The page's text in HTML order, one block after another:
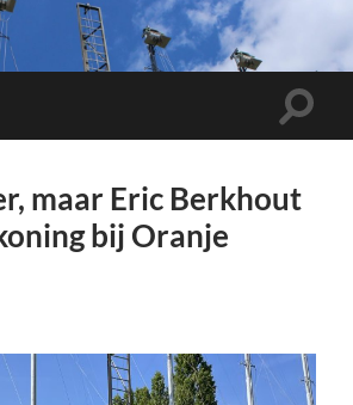
Toggle
maar Eric Berkhout
bij Oranje